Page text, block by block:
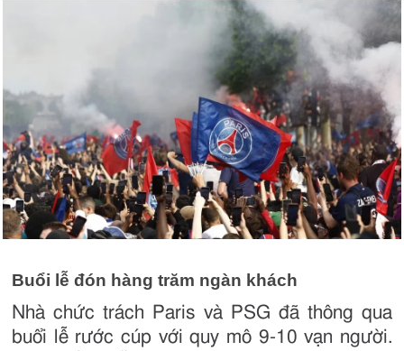
Buổi lễ đón hàng trăm ngàn khách
Nhà chức trách Paris và PSG đã thông qua
buổi lễ rước cúp với quy mô 9-10 vạn người.